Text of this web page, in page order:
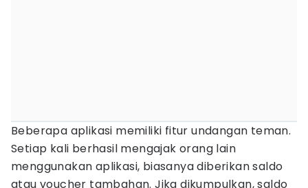
Beberapa aplikasi memiliki fitur undangan teman.
Setiap kali berhasil mengajak orang lain
menggunakan aplikasi, biasanya diberikan saldo
atau voucher tambahan. Jika dikumpulkan, saldo